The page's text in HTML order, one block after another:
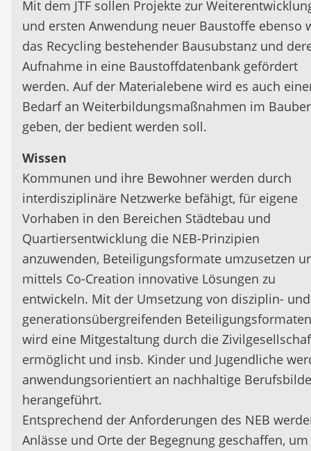
Mit dem JTF sollen Projekte zur
und ersten Anwendung neuer Baustoffe ebenso
das Recycling bestehender Bausubstanz und
Aufnahme in eine Baustoffdatenbank gefördert
werden. Auf der Materialebene wird es auch
Bedarf an Weiterbildungsmaßnahmen im
geben, der bedient werden soll.
Wissen
Kommunen und ihre Bewohner werden durch
interdisziplinäre Netzwerke befähigt, für eigene
Vorhaben in den Bereichen Städtebau und
Quartiersentwicklung die NEB-Prinzipien
anzuwenden, Beteiligungsformate umzusetzen
mittels Co-Creation innovative Lösungen zu
entwickeln. Mit der Umsetzung von disziplin- und
generationsübergreifenden Beteiligungsformaten
wird eine Mitgestaltung durch die
ermöglicht und insb. Kinder und Jugendliche
anwendungsorientiert an nachhaltige
herangeführt.
Entsprechend der Anforderungen des NEB
Anlässe und Orte der Begegnung geschaffen,